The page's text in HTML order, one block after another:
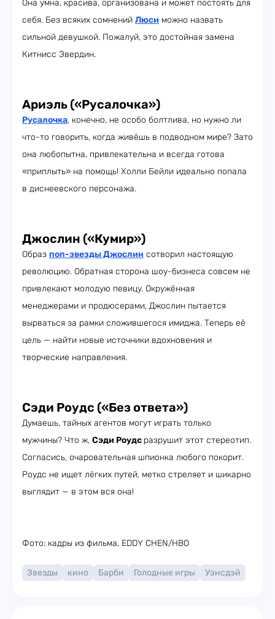
Она умна, красива, организована и может постоять для
себя. Без всяких сомнений Люси можно назвать
сильной девушкой. Пожалуй, это достойная замена
Китнисс Эвердин.
Ариэль («Русалочка»)
Русалочка, конечно, не особо болтлива, но нужно ли
что-то говорить, когда живёшь в подводном мире? Зато
она любопытна, привлекательна и всегда готова
«приплыть» на помощь! Холли Бейли идеально попала
в диснеевского персонажа.
Джослин («Кумир»)
Образ поп-звезды Джослин сотворил настоящую
революцию. Обратная сторона шоу-бизнеса совсем не
привлекают молодую певицу. Окружённая
менеджерами и продюсерами, Джослин пытается
вырваться за рамки сложившегося имиджа. Теперь её
цель — найти новые источники вдохновения и
творческие направления.
Сэди Роудс («Без ответа»)
Думаешь, тайных агентов могут играть только
мужчины? Что ж, Сэди Роудс разрушит этот стереотип.
Согласись, очаровательная шпионка любого покорит.
Роудс не ищет лёгких путей, метко стреляет и шикарно
выглядит — в этом вся она!
Фото: кадры из фильма, EDDY CHEN/HBO
Звезды кино Барби Голодные игры Уэнсдэй